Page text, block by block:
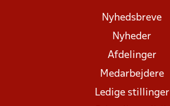
Nyhedsbreve
Nyheder
Afdelinger
Medarbejdere
Ledige stillinger